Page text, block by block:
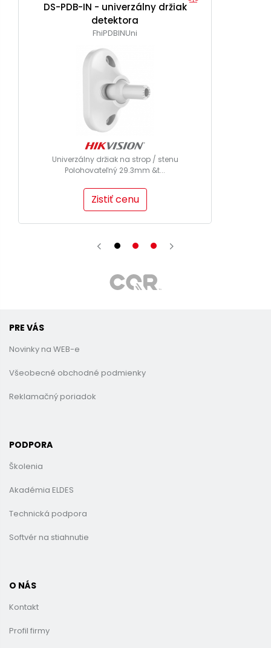
DS-PDB-IN - univerzálny držiak
detektora
FhiPDBINUni
Univerzálny držiak na strop / stenu
Polohovateľný 29.3mm &t...
Zistiť cenu
PRE VÁS
Novinky na WEB-e
Všeobecné obchodné podmienky
Reklamačný poriadok
PODPORA
Školenia
Akadémia ELDES
Technická podpora
Softvér na stiahnutie
O NÁS
Kontakt
Profil firmy